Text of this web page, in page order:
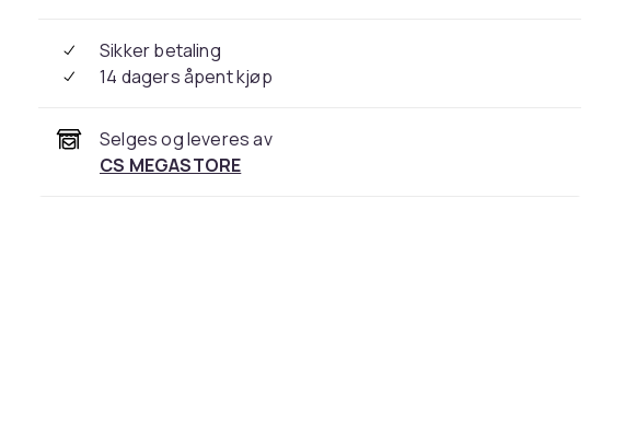
Sikker betaling
14 dagers åpent kjøp
Selges og leveres av
CS MEGASTORE